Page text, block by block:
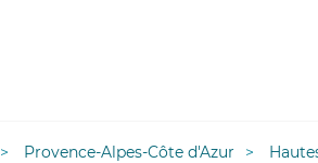
Provence-Alpes-Côte d'Azur